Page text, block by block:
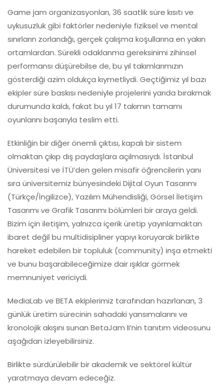
Game jam organizasyonları, 36 saatlik süre kısıtı ve
uykusuzluk gibi faktörler nedeniyle fiziksel ve mental
sınırların zorlandığı, gerçek çalışma koşullarına en yakın
ortamlardan. Sürekli odaklanma gereksinimi zihinsel
performansı düşürebilse de, bu yıl takımlarımızın
gösterdiği azim oldukça kıymetliydi. Geçtiğimiz yıl bazı
ekipler süre baskısı nedeniyle projelerini yarıda bırakmak
durumunda kaldı, fakat bu yıl 17 takımın tamamı
oyunlarını başarıyla teslim etti.
Etkinliğin bir diğer önemli çıktısı, kapalı bir sistem
olmaktan çıkıp dış paydaşlara açılmasıydı. İstanbul
Üniversitesi ve İTÜ’den gelen misafir öğrencilerin yanı
sıra üniversitemiz bünyesindeki Dijital Oyun Tasarımı
(Türkçe/İngilizce), Yazılım Mühendisliği, Görsel İletişim
Tasarımı ve Grafik Tasarımı bölümleri bir araya geldi.
Bizim için iletişim, yalnızca içerik üretip yayınlamaktan
ibaret değil bu multidisipliner yapıyı koruyarak birlikte
hareket edebilen bir topluluk (community) inşa etmekti
ve bunu başarabileceğimize dair ışıklar görmek
memnuniyet vericiydi.
MediaLab ve BETA ekiplerimiz tarafından hazırlanan, 3
günlük üretim sürecinin sahadaki yansımalarını ve
kronolojik akışını sunan BetaJam II’nin tanıtım videosunu
aşağıdan izleyebilirsiniz.
Birlikte sürdürülebilir bir akademik ve sektörel kültür
yaratmaya devam edeceğiz.